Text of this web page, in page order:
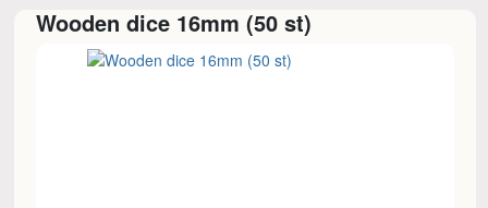
Wooden dice 16mm (50 st)